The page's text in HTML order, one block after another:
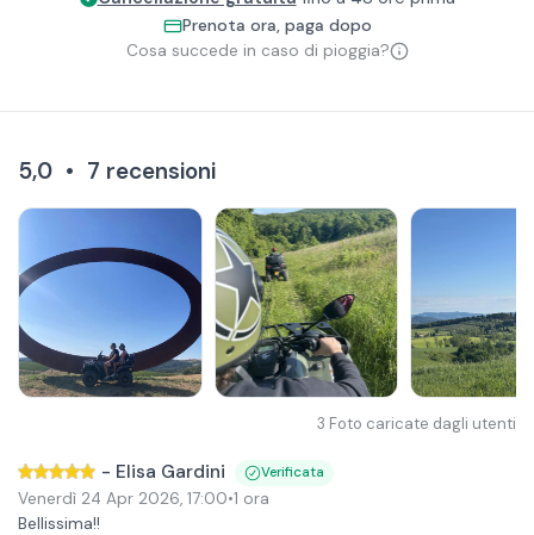
Prenota ora, paga dopo
Cosa succede in caso di pioggia?
5,0 • 7 recensioni
3 Foto caricate dagli utenti
- Elisa Gardini Verificata
Venerdì 24 Apr 2026, 17:00•1 ora
Bellissima!!